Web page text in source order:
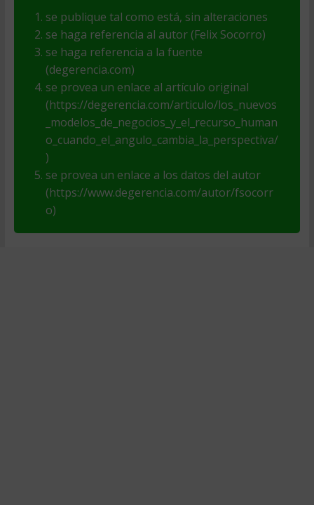
se publique tal como está, sin alteraciones
se haga referencia al autor (Felix Socorro)
se haga referencia a la fuente
(degerencia.com)
se provea un enlace al artículo original
(https://degerencia.com/articulo/los_nuevos
_modelos_de_negocios_y_el_recurso_human
o_cuando_el_angulo_cambia_la_perspectiva/
)
se provea un enlace a los datos del autor
(https://www.degerencia.com/autor/fsocorr
o)